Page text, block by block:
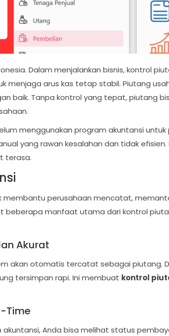
Dalam menjalankan bisnis, kontrol
menjaga arus kas tetap stabil. Piutang
baik. Tanpa kontrol yang tepat, piutang
menggunakan program akuntansi
yang rawan kesalahan dan tidak efisien.
terasa.
membantu perusahaan mencatat,
beberapa manfaat utama dari kontrol
Akurat
akan otomatis tercatat sebagai piutang.
tersimpan rapi. Ini membuat kontrol
Time
Anda bisa melihat status